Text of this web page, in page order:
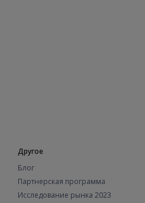
Другое
Блог
Партнерская программа
Исследование рынка 2023